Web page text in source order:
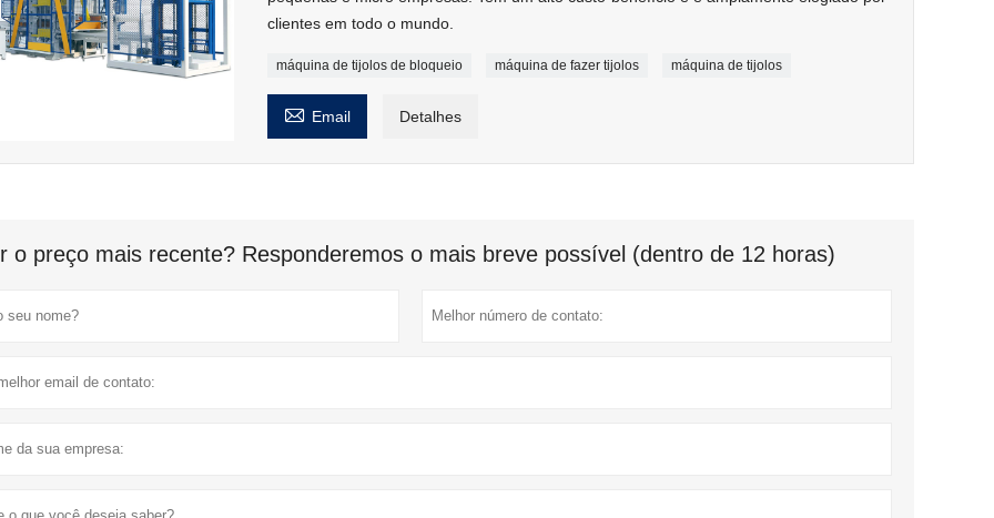
clientes em todo o mundo.
máquina de tijolos de bloqueio máquina de fazer tijolos máquina de tijolos
 Email Detalhes
o preço mais recente? Responderemos o mais breve possível (dentro de 12 horas)